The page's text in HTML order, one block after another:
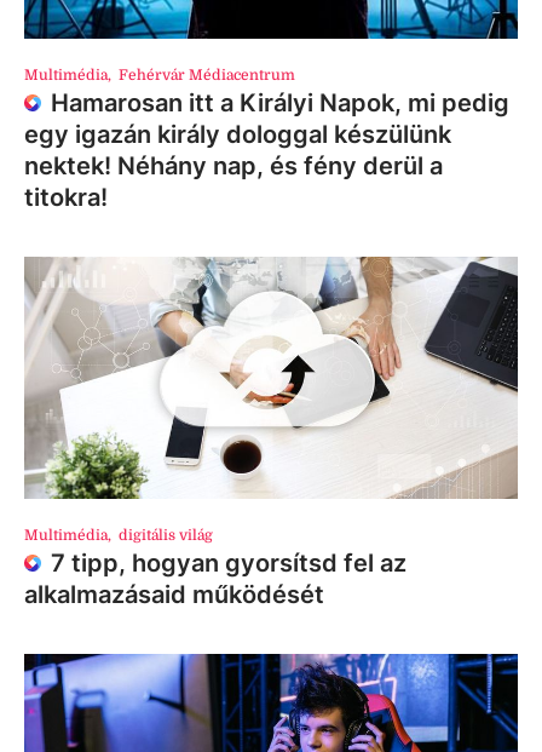
Multimédia, Fehérvár Médiacentrum
Hamarosan itt a Királyi Napok, mi pedig
egy igazán király dologgal készülünk
nektek! Néhány nap, és fény derül a
titokra!
Multimédia, digitális világ
7 tipp, hogyan gyorsítsd fel az
alkalmazásaid működését